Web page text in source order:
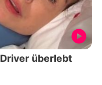
überlebt